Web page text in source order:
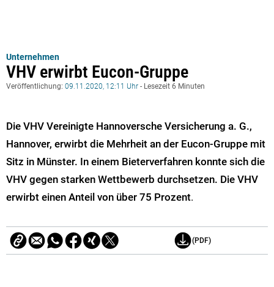
Unternehmen
VHV erwirbt Eucon-Gruppe
Veröffentlichung: 09.11.2020, 12:11 Uhr - Lesezeit 6 Minuten
Die VHV Vereinigte Hannoversche Versicherung a. G.,
Hannover, erwirbt die Mehrheit an der Eucon-Gruppe mit
Sitz in Münster. In einem Bieterverfahren konnte sich die
VHV gegen starken Wettbewerb durchsetzen. Die VHV
erwirbt einen Anteil von über 75 Prozent.
(PDF)